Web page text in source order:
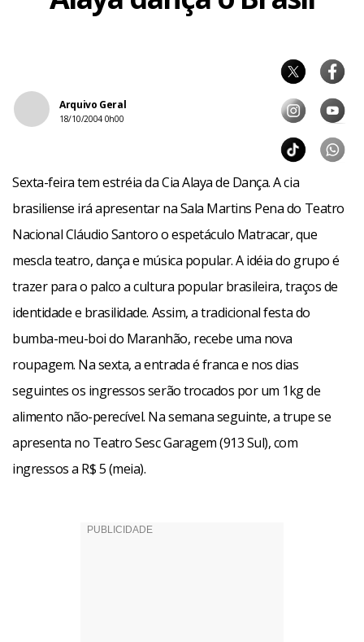
Arquivo Geral
18/10/2004 0h00
Sexta-feira tem estréia da Cia Alaya de Dança. A cia
brasiliense irá apresentar na Sala Martins Pena do Teatro
Nacional Cláudio Santoro o espetáculo Matracar, que
mescla teatro, dança e música popular. A idéia do grupo é
trazer para o palco a cultura popular brasileira, traços de
identidade e brasilidade. Assim, a tradicional festa do
bumba-meu-boi do Maranhão, recebe uma nova
roupagem. Na sexta, a entrada é franca e nos dias
seguintes os ingressos serão trocados por um 1kg de
alimento não-perecível. Na semana seguinte, a trupe se
apresenta no Teatro Sesc Garagem (913 Sul), com
ingressos a R$ 5 (meia).